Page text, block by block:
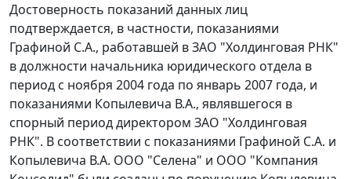
Достоверность показаний данных лиц
подтверждается, в частности, показаниями
Графиной С.А., работавшей в ЗАО "Холдинговая РНК"
в должности начальника юридического отдела в
период с ноября 2004 года по январь 2007 года, и
показаниями Копылевича В.А., являвшегося в
спорный период директором ЗАО "Холдинговая
РНК". В соответствии с показаниями Графиной С.А. и
Копылевича В.А. ООО "Селена" и ООО "Компания